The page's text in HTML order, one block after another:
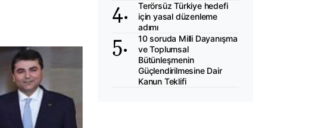
Terörsüz Türkiye hedefi
için yasal düzenleme
adımı
10 soruda Milli Dayanışma
ve Toplumsal
Bütünleşmenin
Güçlendirilmesine Dair
Kanun Teklifi